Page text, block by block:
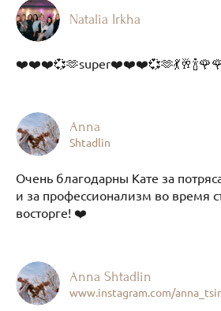
Natalia Irkha
Anna
Shtadlin
Очень благодарны Кате за
и за профессионализм во время
восторге! ❤️
Anna Shtadlin
www.instagram.com/